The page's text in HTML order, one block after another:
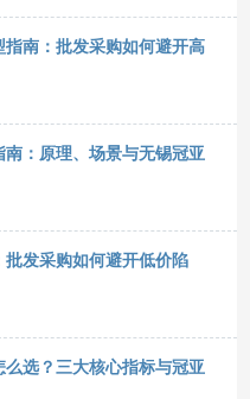
南：批发采购如何避开高
：原理、场景与无锡冠亚
发采购如何避开低价陷
选？三大核心指标与冠亚